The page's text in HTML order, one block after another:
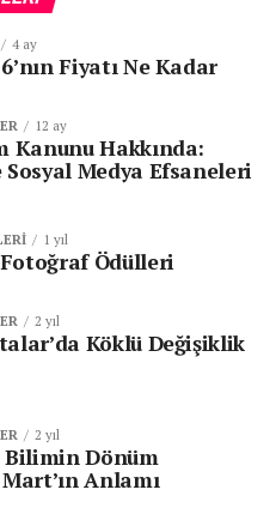
4 ay
Fiyatı Ne Kadar
12 ay
Kanunu Hakkında:
Sosyal Medya Efsaneleri
1 yıl
Ödülleri
2 yıl
Köklü Değişiklik
2 yıl
Bilimin Dönüm
Anlamı